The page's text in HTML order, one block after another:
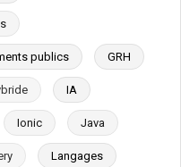
publics GRH
IA
Ionic Java
Langages